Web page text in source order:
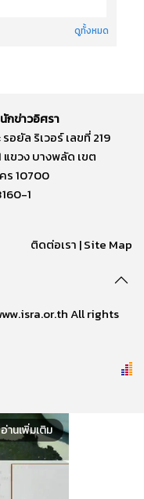
ดูทั้งหมด
กข่าวอิศรา
อยัล ริเวอร์ เลขที่ 219
ขวง บางพลัด เขต
ร 10700
1
ติดต่อเรา |Site Map
All rights
อ่านเพิ่มเติม